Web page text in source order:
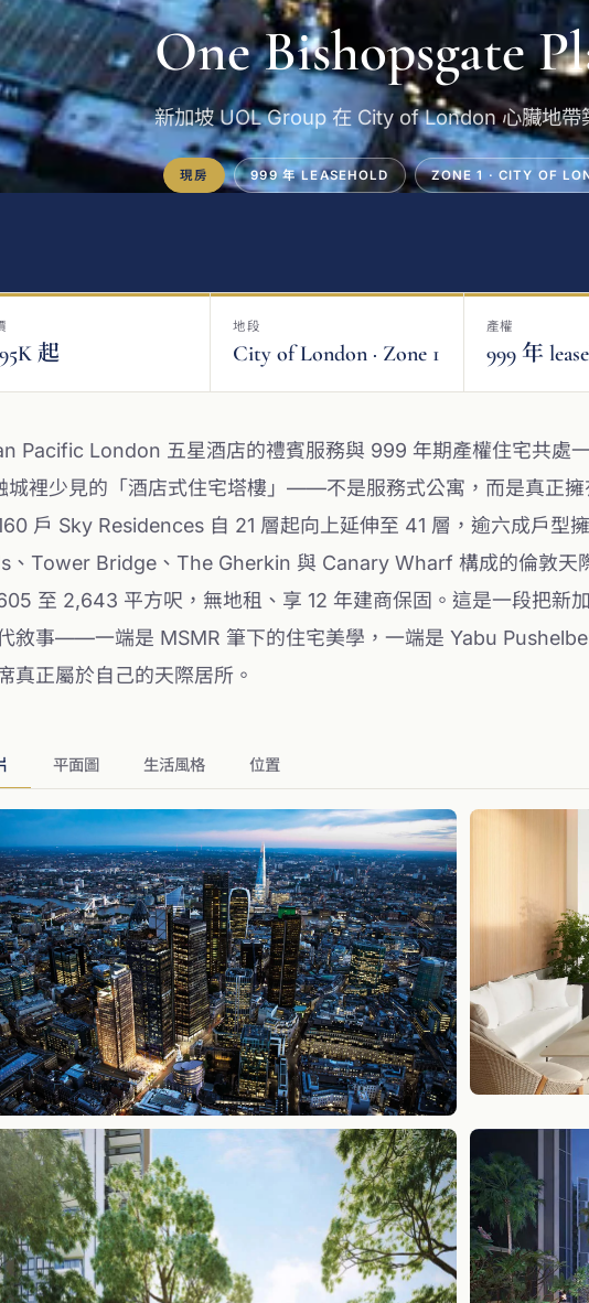
One Bishopsgate
新加坡 UOL Group 在 City of London 心臟地帶
現房 999 年 LEASEHOLD ZONE 1 · CITY OF
起
地段
City of London · Zone 1
產權
999 年
Pacific London 五星酒店的禮賓服務與 999 年期產權住宅共處
城裡少見的「酒店式住宅塔樓」——不是服務式公寓，而是真正
戶 Sky Residences 自 21 層起向上延伸至 41 層，逾六成戶型
、Tower Bridge、The Gherkin 與 Canary Wharf 構成的倫敦天
至 2,643 平方呎，無地租、享 12 年建商保固。這是一段把新
敘事——一端是 MSMR 筆下的住宅美學，一端是 Yabu
真正屬於自己的天際居所。
平面圖 生活風格 位置